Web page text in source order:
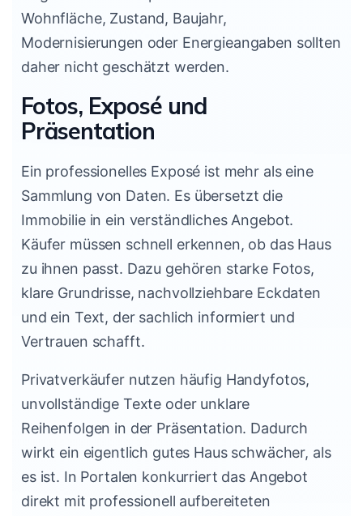
Wohnfläche, Zustand, Baujahr,
Modernisierungen oder Energieangaben sollten
daher nicht geschätzt werden.
Fotos, Exposé und
Präsentation
Ein professionelles Exposé ist mehr als eine
Sammlung von Daten. Es übersetzt die
Immobilie in ein verständliches Angebot.
Käufer müssen schnell erkennen, ob das Haus
zu ihnen passt. Dazu gehören starke Fotos,
klare Grundrisse, nachvollziehbare Eckdaten
und ein Text, der sachlich informiert und
Vertrauen schafft.
Privatverkäufer nutzen häufig Handyfotos,
unvollständige Texte oder unklare
Reihenfolgen in der Präsentation. Dadurch
wirkt ein eigentlich gutes Haus schwächer, als
es ist. In Portalen konkurriert das Angebot
direkt mit professionell aufbereiteten